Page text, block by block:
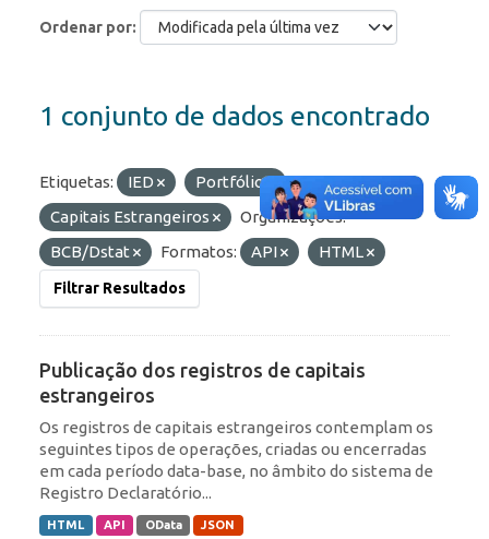
Ordenar por
1 conjunto de dados encontrado
Etiquetas: IED
Portfólio
Capitais Estrangeiros
Organizações:
BCB/Dstat
Formatos: API HTML
Filtrar Resultados
Publicação dos registros de capitais
estrangeiros
Os registros de capitais estrangeiros contemplam os
seguintes tipos de operações, criadas ou encerradas
em cada período data-base, no âmbito do sistema de
Registro Declaratório...
HTML API OData JSON